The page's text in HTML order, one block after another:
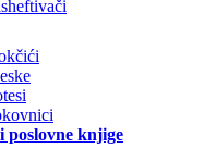
poslovne knjige